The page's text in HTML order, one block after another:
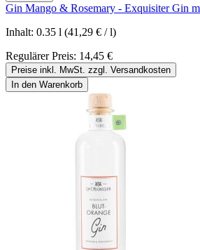
Gin Mango & Rosemary - Exquisiter Gin
Inhalt: 0.35 l (41,29 € / l)
Regulärer Preis: 14,45 €
Preise inkl. MwSt. zzgl. Versandkosten
In den Warenkorb